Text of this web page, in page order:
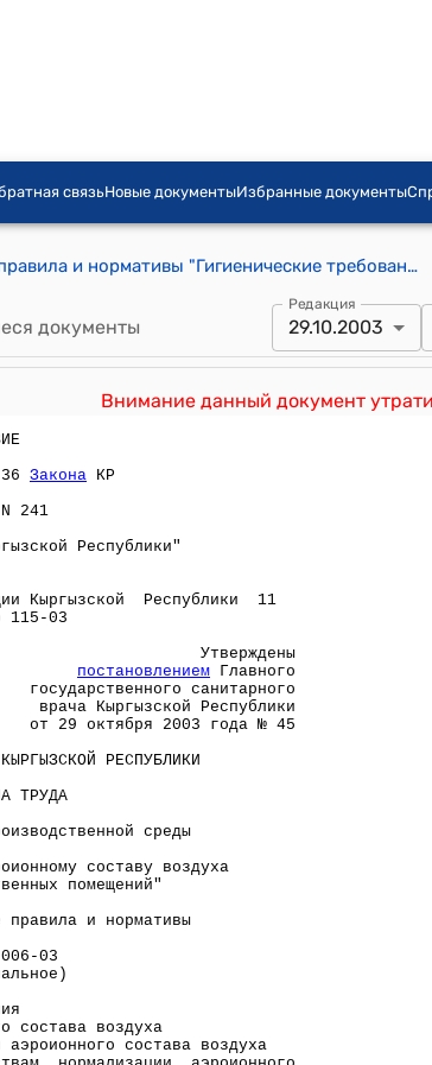
связьНовые документыИзбранные документы
Санитарно-эпидемиологические правила и нормативы "Гигиенические требования к аэроионному составу воздуха производственных и общественных помещений" ( Утверждены постановлением Главного государственного санитарного врача Кыргызской Республики от 29 октября 2003 года № 45)
документы
Редакция
29.10.2003
Внимание данный документ